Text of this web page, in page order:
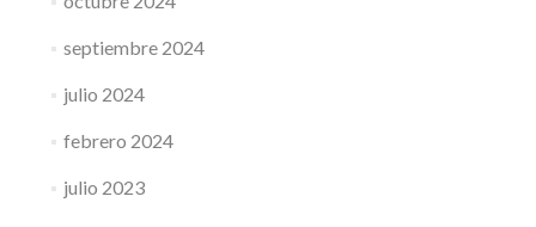
septiembre 2024
julio 2024
febrero 2024
julio 2023